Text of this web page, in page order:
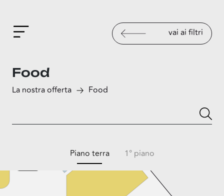
vai ai filtri
Food
La nostra offerta Food
Piano terra 1° piano